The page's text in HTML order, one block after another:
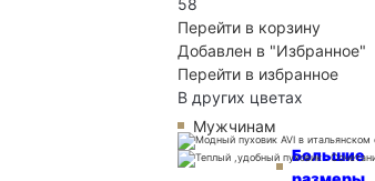
Мужчинам
Большие
58
Перейти в корзину
Добавлен в "Избранное"
Перейти в избранное
В других цветах